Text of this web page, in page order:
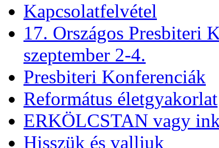
Kapcsolatfelvétel
17. Országos Presbiteri
szeptember 2-4.
Presbiteri Konferenciák
Református életgyakorlat
ERKÖLCSTAN vagy
Hisszük és valljuk